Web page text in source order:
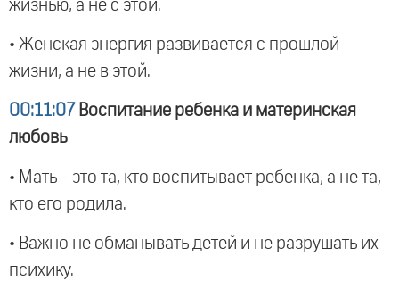
жизнью, а не с этой.
• Женская энергия развивается с прошлой
жизни, а не в этой.
00:11:07 Воспитание ребенка и материнская
любовь
• Мать - это та, кто воспитывает ребенка, а не та,
кто его родила.
• Важно не обманывать детей и не разрушать их
психику.